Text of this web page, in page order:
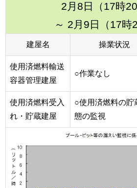
2月8日（17時20
～ 2月9日（17時
建屋名 操業状況
使用済燃料輸送
容器管理建屋
○作業なし
使用済燃料受入
れ・貯蔵建屋
○使用済燃料の貯
態の監視